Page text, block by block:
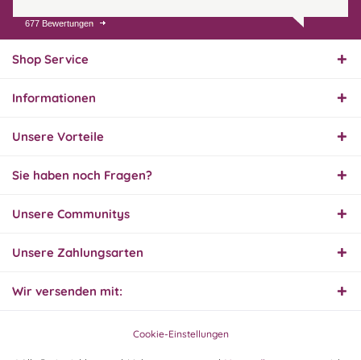
31.07.26
Super schnelle Lieferung,
hervorragend. Gerne
30.07.26
677 Bewertungen
Shop Service
Informationen
Unsere Vorteile
Sie haben noch Fragen?
Unsere Communitys
Unsere Zahlungsarten
Wir versenden mit:
Cookie-Einstellungen